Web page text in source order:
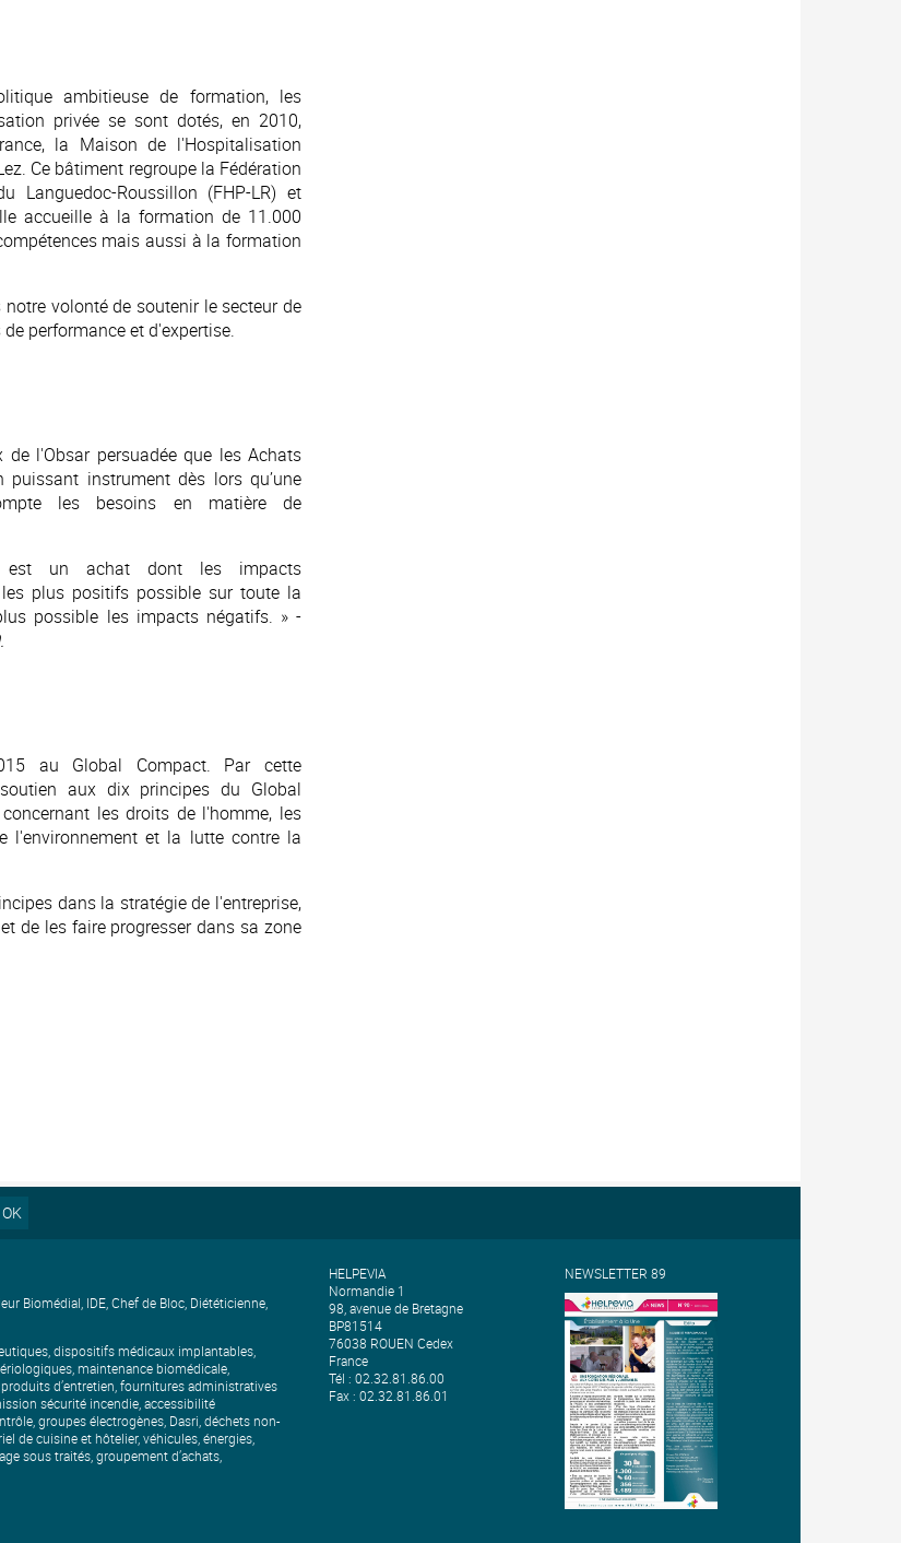
ambitieuse de formation, les
privée se sont dotés, en 2010,
la Maison de l'Hospitalisation
Ce bâtiment regroupe la Fédération
Languedoc-Roussillon (FHP-LR) et
accueille à la formation de 11.000
mais aussi à la formation
volonté de soutenir le secteur de
performance et d'expertise.
l'Obsar persuadée que les Achats
puissant instrument dès lors qu’une
les besoins en matière de
est un achat dont les impacts
plus positifs possible sur toute la
possible les impacts négatifs. » -
au Global Compact. Par cette
aux dix principes du Global
les droits de l'homme, les
l'environnement et la lutte contre la
dans la stratégie de l'entreprise,
de les faire progresser dans sa zone
OK
Biomédial, IDE, Chef de Bloc, Diététicienne,
dispositifs médicaux implantables,
maintenance biomédicale,
d’entretien, fournitures administratives
sécurité incendie, accessibilité
groupes électrogènes, Dasri, déchets non-
de cuisine et hôtelier, véhicules, énergies,
sous traités, groupement d’achats,
HELPEVIA
Normandie 1
98, avenue de Bretagne
BP81514
76038 ROUEN Cedex
France
Tél : 02.32.81.86.00
Fax : 02.32.81.86.01
NEWSLETTER 89